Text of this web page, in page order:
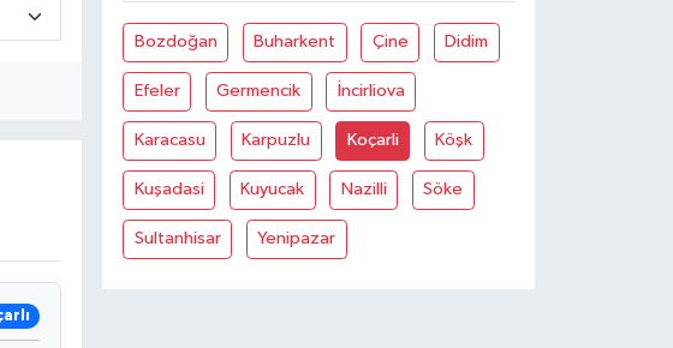
Bozdoğan Buharkent Çine Didim
Efeler Germencik İncirliova
Karacasu Karpuzlu Koçarli Köşk
Kuşadasi Kuyucak Nazilli Söke
Sultanhisar Yenipazar